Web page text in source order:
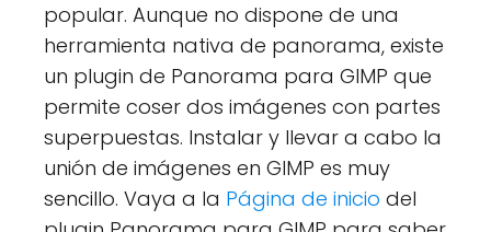
popular. Aunque no dispone de una
herramienta nativa de panorama, existe
un plugin de Panorama para GIMP que
permite coser dos imágenes con partes
superpuestas. Instalar y llevar a cabo la
unión de imágenes en GIMP es muy
sencillo. Vaya a la Página de inicio del